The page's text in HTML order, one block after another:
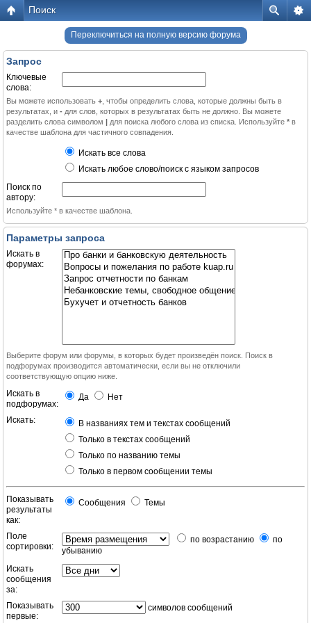
Поиск
Переключиться на полную версию форума
Запрос
Ключевые
слова:
Вы можете использовать + , чтобы определить слова, которые должны быть в
результатах, и - для слов, которых в результатах быть не должно. Вы можете
разделить слова символом | для поиска любого слова из списка. Используйте * в
качестве шаблона для частичного совпадения.
Искать все слова
Искать любое слово/поиск с языком запросов
Поиск по
автору:
Используйте * в качестве шаблона.
Параметры запроса
Искать в
форумах:
Выберите форум или форумы, в которых будет произведён поиск. Поиск в
подфорумах производится автоматически, если вы не отключили
соответствующую опцию ниже.
Искать в
подфорумах:
Да Нет
Искать:
В названиях тем и текстах сообщений
Только в текстах сообщений
Только по названию темы
Только в первом сообщении темы
Показывать
результаты
как:
Сообщения Темы
Поле
сортировки:
по возрастанию
по
убыванию
Искать
сообщения
за:
Показывать
первые:
символов сообщений